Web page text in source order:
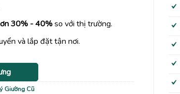
30% - 40%so với thị trường.
và lắp đặt tận nơi.
Giường Cũ